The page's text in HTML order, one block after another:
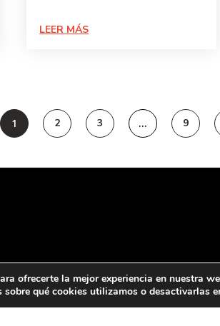
LEER MÁS
1 2 3 … 9
ofrecerte la mejor experiencia en nuestra
sobre qué cookies utilizamos o desactivarlas